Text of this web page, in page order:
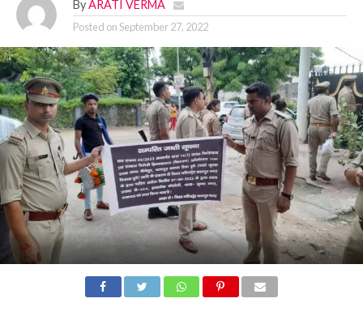
By ARATI VERMA
Posted onSeptember 27, 2022